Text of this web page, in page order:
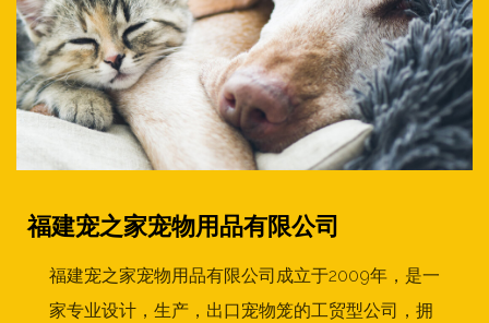
福建宠之家宠物用品有限公司
福建宠之家宠物用品有限公司成立于2009年，是一
家专业设计，生产，出口宠物笼的工贸型公司，拥